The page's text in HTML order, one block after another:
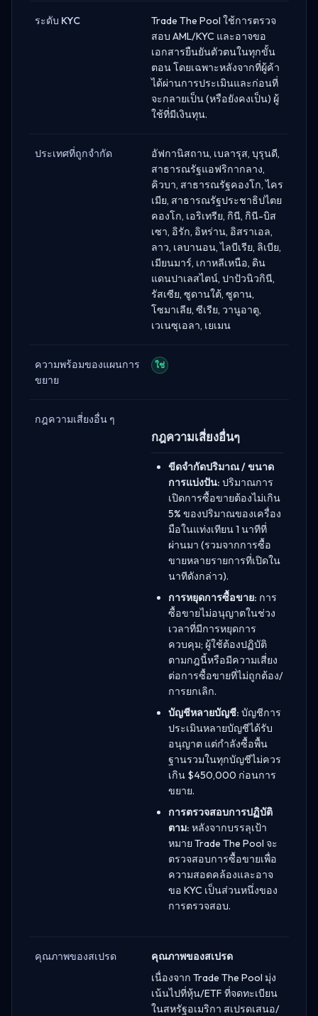
ระดับ KYC
Trade The Pool ใช้การตรวจ
สอบ AML/KYC และอาจขอ
เอกสารยืนยันตัวตนในทุกขั้น
ตอน โดยเฉพาะหลังจากที่ผู้ค้า
ได้ผ่านการประเมินและก่อนที่
จะกลายเป็น (หรือยังคงเป็น) ผู้
ใช้ที่มีเงินทุน.
ประเทศที่ถูกจำกัด
อัฟกานิสถาน, เบลารุส, บุรุนดี,
สาธารณรัฐแอฟริกากลาง,
คิวบา, สาธารณรัฐคองโก, ไคร
เมีย, สาธารณรัฐประชาธิปไตย
คองโก, เอริเทรีย, กินี, กินี-บิส
เซา, อิรัก, อิหร่าน, อิสราเอล,
ลาว, เลบานอน, ไลบีเรีย, ลิเบีย,
เมียนมาร์, เกาหลีเหนือ, ดิน
แดนปาเลสไตน์, ปาปัวนิวกินี,
รัสเซีย, ซูดานใต้, ซูดาน,
โซมาเลีย, ซีเรีย, วานูอาตู,
เวเนซุเอลา, เยเมน
ความพร้อมของแผนการ
ขยาย
ใช่
กฎความเสี่ยงอื่น ๆ
กฎความเสี่ยงอื่นๆ
ขีดจำกัดปริมาณ / ขนาด
การแบ่งปัน: ปริมาณการ
เปิดการซื้อขายต้องไม่เกิน
5% ของปริมาณของเครื่อง
มือในแท่งเทียน 1 นาทีที่
ผ่านมา (รวมจากการซื้อ
ขายหลายรายการที่เปิดใน
นาทีดังกล่าว).
การหยุดการซื้อขาย: การ
ซื้อขายไม่อนุญาตในช่วง
เวลาที่มีการหยุดการ
ควบคุม; ผู้ใช้ต้องปฏิบัติ
ตามกฎนี้หรือมีความเสี่ยง
ต่อการซื้อขายที่ไม่ถูกต้อง/
การยกเลิก.
บัญชีหลายบัญชี: บัญชีการ
ประเมินหลายบัญชีได้รับ
อนุญาต แต่กำลังซื้อพื้น
ฐานรวมในทุกบัญชีไม่ควร
เกิน $450,000 ก่อนการ
ขยาย.
การตรวจสอบการปฏิบัติ
ตาม: หลังจากบรรลุเป้า
หมาย Trade The Pool จะ
ตรวจสอบการซื้อขายเพื่อ
ความสอดคล้องและอาจ
ขอ KYC เป็นส่วนหนึ่งของ
การตรวจสอบ.
คุณภาพของสเปรด
คุณภาพของสเปรด
เนื่องจาก Trade The Pool มุ่ง
เน้นไปที่หุ้น/ETF ที่จดทะเบียน
ในสหรัฐอเมริกา สเปรดเสนอ/